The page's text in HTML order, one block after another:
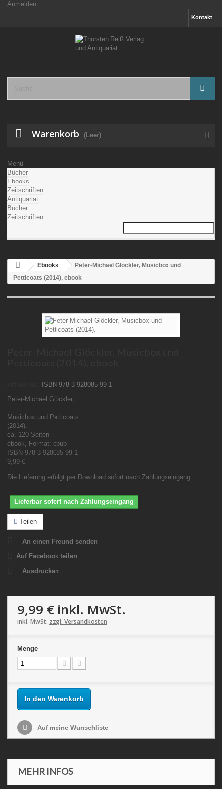
Anmelden
Kontakt
Warenkorb (Leer)
Menü
Bücher
Ebooks
Zeitschriften
Antiquariat
Bücher
Zeitschriften
Ebooks
Peter-Michael Glöckler, Musicbox und
Petticoats (2014), ebook
ISBN 978-3-928085-99-1
Peter-Michael Glöckler,
Musicbox und Petticoats
(2014).
ca. 120 Seiten
ebook, Format: epub
ISBN 978-3-928085-99-1
9,99 €
Die Lieferung erfolgt per Download sofort nach Zahlungseingang.
Lieferbar sofort nach Zahlungseingang
Teilen
An einen Freund senden
Auf Facebook teilen
Ausdrucken
9,99 € inkl. MwSt.
inkl. MwSt. zzgl. Versandkosten
Menge
In den Warenkorb
Auf meine Wunschliste
MEHR INFOS